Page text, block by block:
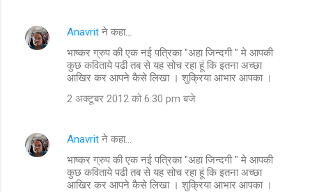
Anavrit ने कहा…
भाष्कर ग्रुप की एक नई पत्रिका "अहा जिन्दगी " मे आपकी
कुछ कविताये पढी तब से यह सोच रहा हूं कि इतना अच्छा
आखिर कर आपने कैसे लिखा । शुक्रिया आभार आपका ।
2 अक्टूबर 2012 को 6:30 pm बजे
Anavrit ने कहा…
भाष्कर ग्रुप की एक नई पत्रिका "अहा जिन्दगी " मे आपकी
कुछ कविताये पढी तब से यह सोच रहा हूं कि इतना अच्छा
आखिर कर आपने कैसे लिखा । शुक्रिया आभार आपका ।